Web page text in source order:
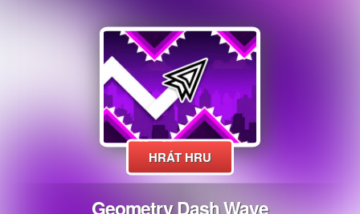
HRÁT HRU
Geometry Dash Wave